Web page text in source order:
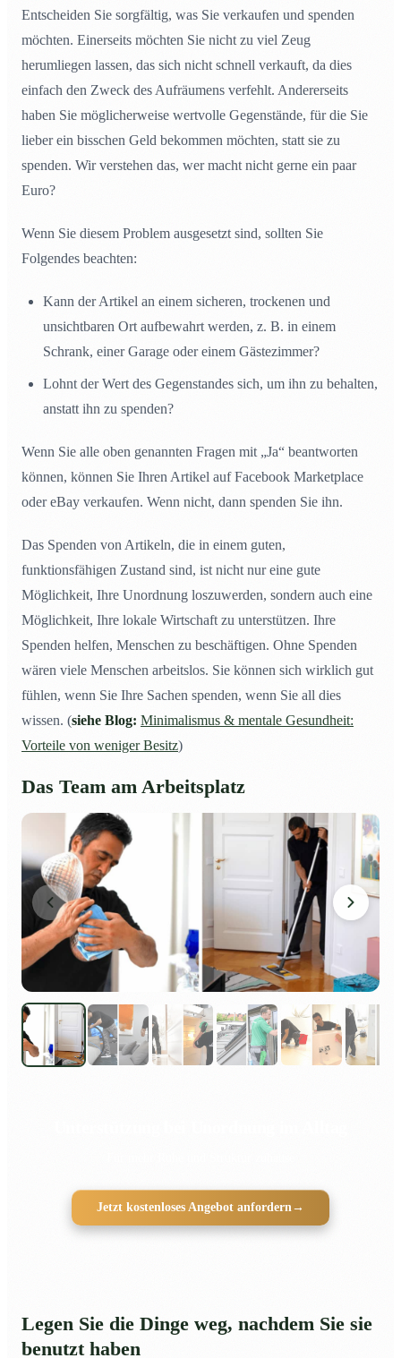
Entscheiden Sie sorgfältig, was Sie verkaufen und spenden
möchten. Einerseits möchten Sie nicht zu viel Zeug
herumliegen lassen, das sich nicht schnell verkauft, da dies
einfach den Zweck des Aufräumens verfehlt. Andererseits
haben Sie möglicherweise wertvolle Gegenstände, für die Sie
lieber ein bisschen Geld bekommen möchten, statt sie zu
spenden. Wir verstehen das, wer macht nicht gerne ein paar
Euro?
Wenn Sie diesem Problem ausgesetzt sind, sollten Sie
Folgendes beachten:
Kann der Artikel an einem sicheren, trockenen und
unsichtbaren Ort aufbewahrt werden, z. B. in einem
Schrank, einer Garage oder einem Gästezimmer?
Lohnt der Wert des Gegenstandes sich, um ihn zu behalten,
anstatt ihn zu spenden?
Wenn Sie alle oben genannten Fragen mit „Ja“ beantworten
können, können Sie Ihren Artikel auf Facebook Marketplace
oder eBay verkaufen. Wenn nicht, dann spenden Sie ihn.
Das Spenden von Artikeln, die in einem guten,
funktionsfähigen Zustand sind, ist nicht nur eine gute
Möglichkeit, Ihre Unordnung loszuwerden, sondern auch eine
Möglichkeit, Ihre lokale Wirtschaft zu unterstützen. Ihre
Spenden helfen, Menschen zu beschäftigen. Ohne Spenden
wären viele Menschen arbeitslos. Sie können sich wirklich gut
fühlen, wenn Sie Ihre Sachen spenden, wenn Sie all dies
wissen. (siehe Blog: Minimalismus & mentale Gesundheit:
Vorteile von weniger Besitz)
Das Team am Arbeitsplatz
Jetzt kostenloses Angebot anfordern→
Legen Sie die Dinge weg, nachdem Sie sie
benutzt haben